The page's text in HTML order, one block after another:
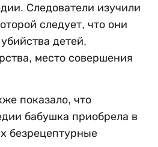
Следователи изучили
следует, что они
детей,
место совершения
показало, что
бабушка приобрела в
безрецептурные